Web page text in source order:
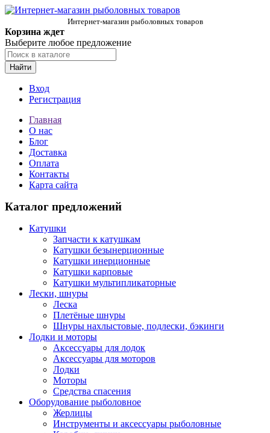
Интернет-магазин рыболовных товаров
Корзина ждет
Выберите любое предложение
Найти
Вход
Регистрация
Главная
О нас
Блог
Доставка
Оплата
Контакты
Карта сайта
Каталог предложений
Катушки
Запчасти к катушкам
Катушки безынерционные
Катушки инерционные
Катушки карповые
Катушки мультипликаторные
Лески, шнуры
Леска
Плетёные шнуры
Шнуры нахлыстовые, подлески, бэкинги
Лодки и моторы
Аксессуары для лодок
Аксессуары для моторов
Лодки
Моторы
Средства спасения
Оборудование рыболовное
Жерлицы
Инструменты и аксессуары рыболовные